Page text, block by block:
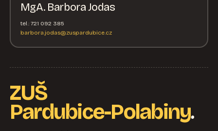
MgA. Barbora Jodas
tel.: 721 092 385
barbora.jodas@zuspardubice.cz
ZUŠ
Pardubice-Polabiny.